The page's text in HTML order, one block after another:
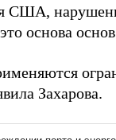
США,
основа
Захарова.